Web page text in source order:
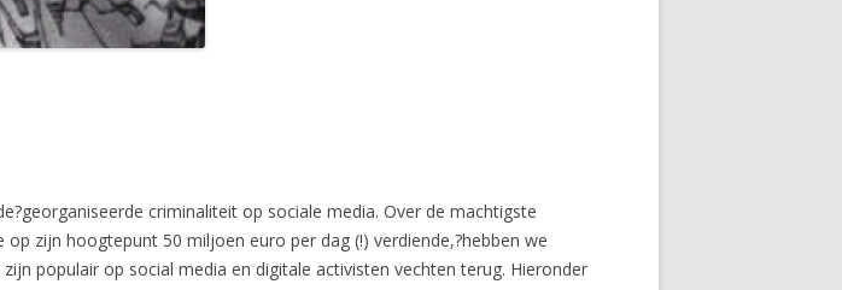
criminaliteit op sociale media. Over de machtigste
op zijn hoogtepunt 50 miljoen euro per dag (!) verdiende,?hebben we
populair op social media en digitale activisten vechten terug. Hieronder